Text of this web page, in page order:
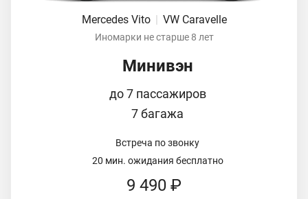
Mercedes Vito VW Caravelle
Иномарки не старше 8 лет
Минивэн
до 7 пассажиров
7 багажа
Встреча по звонку
20 мин. ожидания бесплатно
9 490 ₽